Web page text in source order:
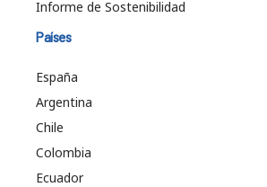
Informe de Sostenibilidad
Países
España
Argentina
Chile
Colombia
Ecuador